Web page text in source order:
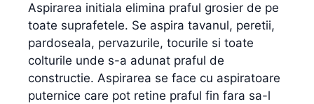
Aspirarea initiala elimina praful grosier de pe
toate suprafetele. Se aspira tavanul, peretii,
pardoseala, pervazurile, tocurile si toate
colturile unde s-a adunat praful de
constructie. Aspirarea se face cu aspiratoare
puternice care pot retine praful fin fara sa-l